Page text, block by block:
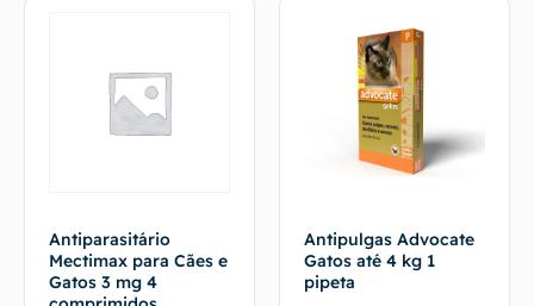
Antiparasitário
Mectimax para Cães e
Gatos 3 mg 4
Antipulgas Advocate
Gatos até 4 kg 1
pipeta